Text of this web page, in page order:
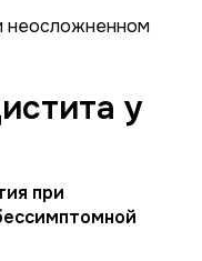
неосложненном
у
при